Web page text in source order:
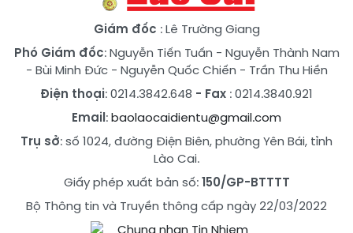
Giám đốc : Lê Trường Giang
Phó Giám đốc:Nguyễn Tiến Tuấn - Nguyễn Thành Nam
- Bùi Minh Đức- Nguyễn Quốc Chiến - Trần Thu Hiền
Điện thoại: 0214.3842.648 - Fax : 0214.3840.921
Email:baolaocaidientu@gmail.com
Trụ sở: số 1024, đường Điện Biên, phường Yên Bái, tỉnh
Lào Cai.
Giấy phép xuất bản số:150/GP-BTTTT
Bộ Thông tin và Truyền thông cấp ngày 22/03/2022